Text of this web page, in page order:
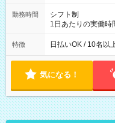
勤務時間
シフト制
1日あたりの実働時
働8時間） ※週5日
によって時間外で
特徴 日払いOK / 10名以
気になる！